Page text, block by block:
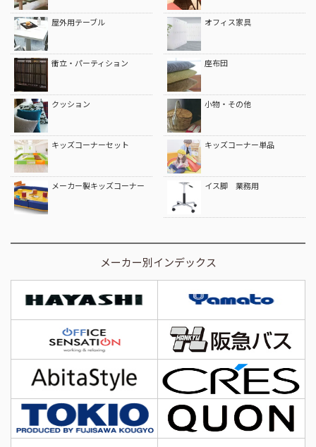
屋外用テーブル オフィス家具
衝立・パーティション 座布団
クッション 小物・その他
キッズコーナーセット キッズコーナー単品
メーカー製キッズコーナー イス脚 業務用
メーカー別インデックス